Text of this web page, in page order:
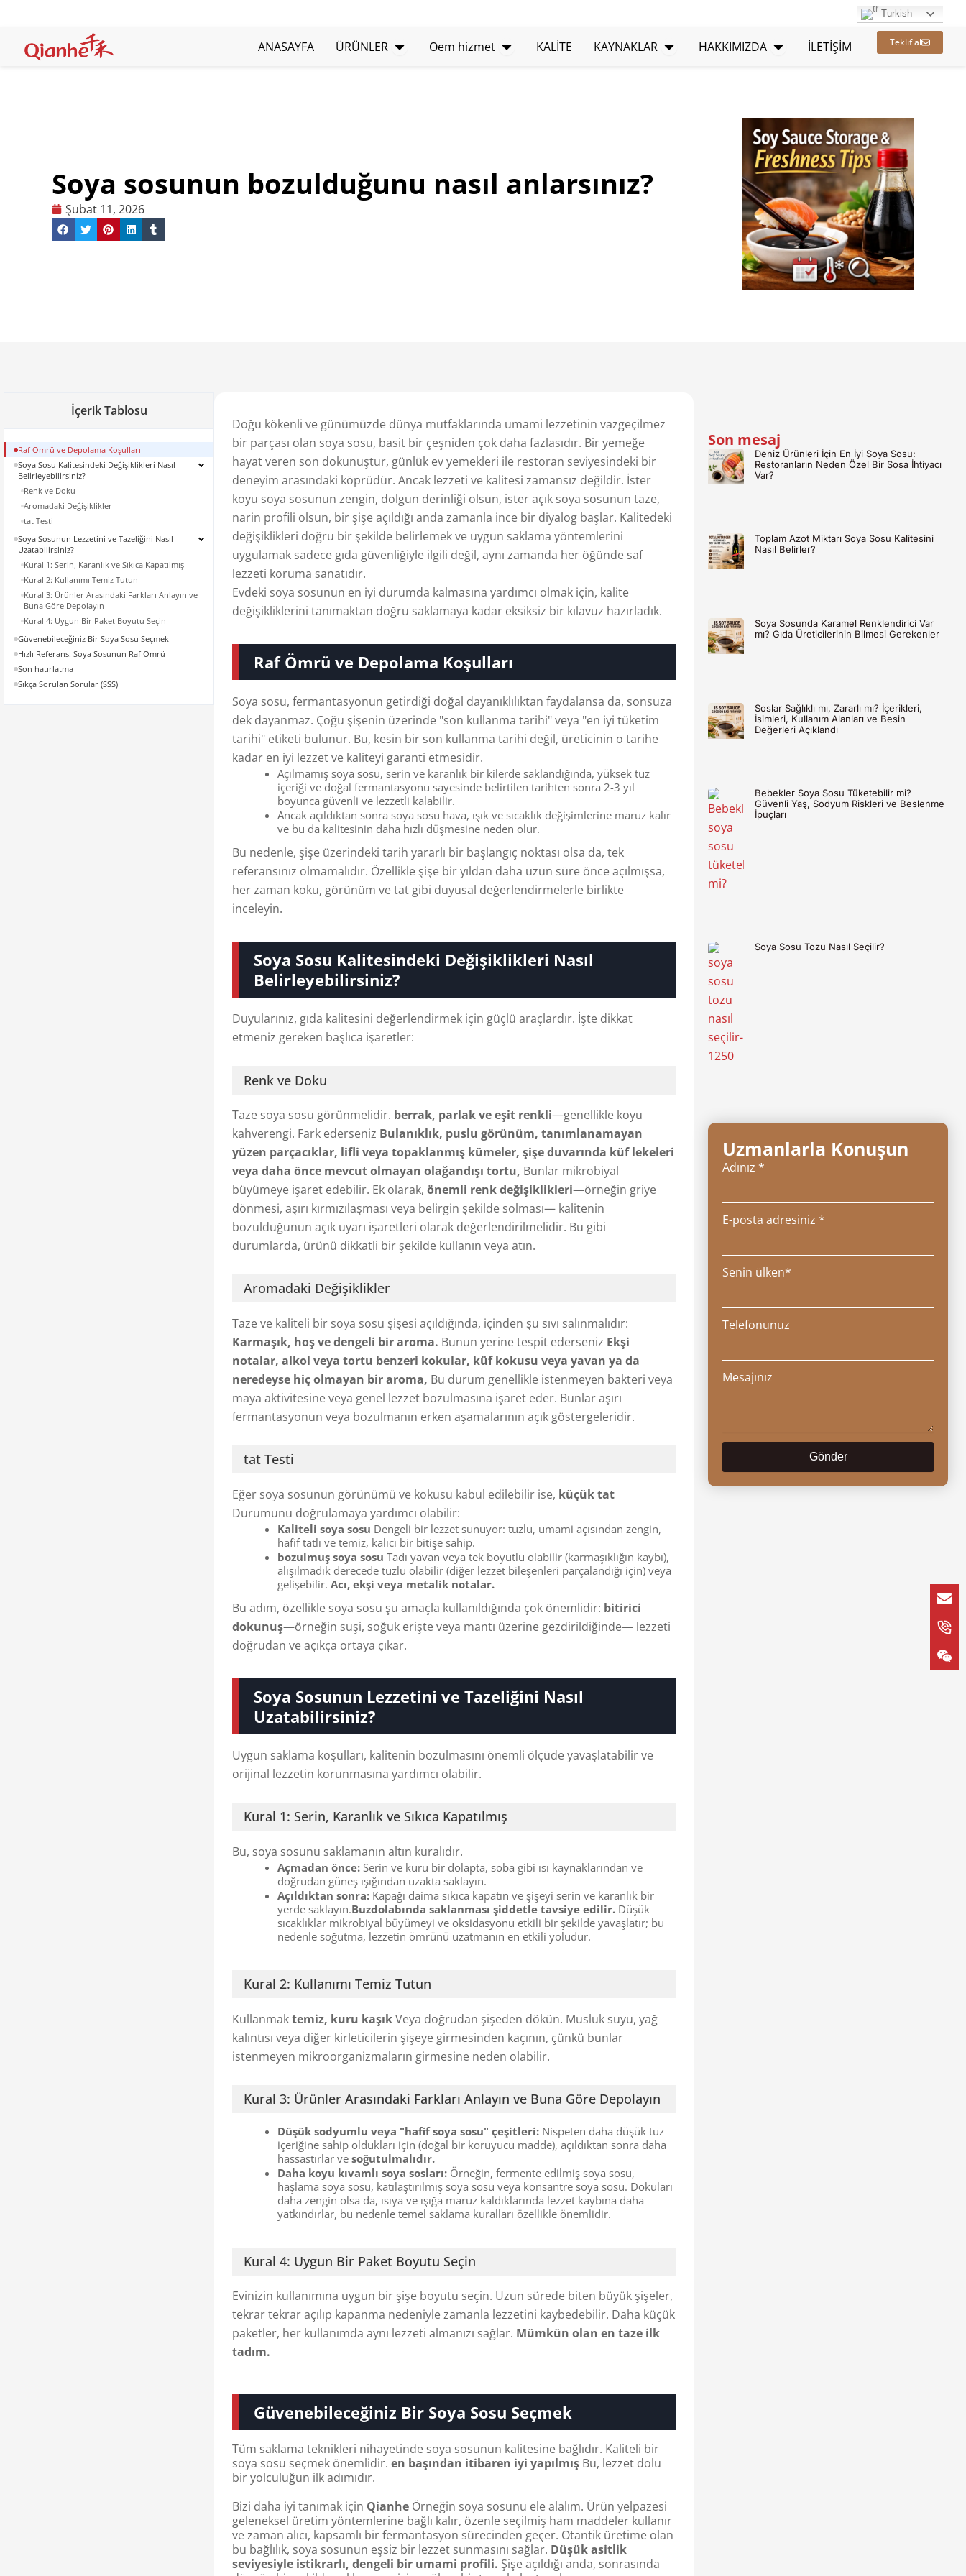
Turkish
ANASAYFA ÜRÜNLER ÜRÜNLERİ aç
Oem hizmet OEM hizmetini açın
KALİTE KAYNAKLAR Açık Kaynaklar
HAKKIMIZDA Açık HAKKIMIZDA
İLETİŞİM Teklif al
Soya sosunun bozulduğunu nasıl anlarsınız?
Şubat 11, 2026
İçerik Tablosu
Raf Ömrü ve Depolama Koşulları
Soya Sosu Kalitesindeki Değişiklikleri Nasıl
Belirleyebilirsiniz?
Renk ve Doku
Aromadaki Değişiklikler
tat Testi
Soya Sosunun Lezzetini ve Tazeliğini Nasıl
Uzatabilirsiniz?
Kural 1: Serin, Karanlık ve Sıkıca Kapatılmış
Kural 2: Kullanımı Temiz Tutun
Kural 3: Ürünler Arasındaki Farkları Anlayın ve
Buna Göre Depolayın
Kural 4: Uygun Bir Paket Boyutu Seçin
Güvenebileceğiniz Bir Soya Sosu Seçmek
Hızlı Referans: Soya Sosunun Raf Ömrü
Son hatırlatma
Sıkça Sorulan Sorular (SSS)
Doğu kökenli ve günümüzde dünya mutfaklarında umami lezzetinin vazgeçilmez
bir parçası olan soya sosu, basit bir çeşniden çok daha fazlasıdır. Bir yemeğe
hayat veren son dokunuştur, günlük ev yemekleri ile restoran seviyesindeki bir
deneyim arasındaki köprüdür. Ancak lezzeti ve kalitesi zamansız değildir. İster
koyu soya sosunun zengin, dolgun derinliği olsun, ister açık soya sosunun taze,
narin profili olsun, bir şişe açıldığı anda zamanla ince bir diyalog başlar. Kalitedeki
değişiklikleri doğru bir şekilde belirlemek ve uygun saklama yöntemlerini
uygulamak sadece gıda güvenliğiyle ilgili değil, aynı zamanda her öğünde saf
lezzeti koruma sanatıdır.
Evdeki soya sosunun en iyi durumda kalmasına yardımcı olmak için, kalite
değişikliklerini tanımaktan doğru saklamaya kadar eksiksiz bir kılavuz hazırladık.
Raf Ömrü ve Depolama Koşulları
Soya sosu, fermantasyonun getirdiği doğal dayanıklılıktan faydalansa da, sonsuza
dek dayanmaz. Çoğu şişenin üzerinde "son kullanma tarihi" veya "en iyi tüketim
tarihi" etiketi bulunur. Bu, kesin bir son kullanma tarihi değil, üreticinin o tarihe
kadar en iyi lezzet ve kaliteyi garanti etmesidir.
Açılmamış soya sosu, serin ve karanlık bir kilerde saklandığında, yüksek tuz
içeriği ve doğal fermantasyonu sayesinde belirtilen tarihten sonra 2-3 yıl
boyunca güvenli ve lezzetli kalabilir.
Ancak açıldıktan sonra soya sosu hava, ışık ve sıcaklık değişimlerine maruz kalır
ve bu da kalitesinin daha hızlı düşmesine neden olur.
Bu nedenle, şişe üzerindeki tarih yararlı bir başlangıç ​​noktası olsa da, tek
referansınız olmamalıdır. Özellikle şişe bir yıldan daha uzun süre önce açılmışsa,
her zaman koku, görünüm ve tat gibi duyusal değerlendirmelerle birlikte
inceleyin.
Soya Sosu Kalitesindeki Değişiklikleri Nasıl
Belirleyebilirsiniz?
Duyularınız, gıda kalitesini değerlendirmek için güçlü araçlardır. İşte dikkat
etmeniz gereken başlıca işaretler:
Renk ve Doku
Taze soya sosu görünmelidir. berrak, parlak ve eşit renkli—genellikle koyu
kahverengi. Fark ederseniz Bulanıklık, puslu görünüm, tanımlanamayan
yüzen parçacıklar, lifli veya topaklanmış kümeler, şişe duvarında küf lekeleri
veya daha önce mevcut olmayan olağandışı tortu, Bunlar mikrobiyal
büyümeye işaret edebilir. Ek olarak,önemli renk değişiklikleri—örneğin griye
dönmesi, aşırı kırmızılaşması veya belirgin şekilde solması— kalitenin
bozulduğunun açık uyarı işaretleri olarak değerlendirilmelidir. Bu gibi
durumlarda, ürünü dikkatli bir şekilde kullanın veya atın.
Aromadaki Değişiklikler
Taze ve kaliteli bir soya sosu şişesi açıldığında, içinden şu sıvı salınmalıdır:
Karmaşık, hoş ve dengeli bir aroma. Bunun yerine tespit ederseniz Ekşi
notalar, alkol veya tortu benzeri kokular, küf kokusu veya yavan ya da
neredeyse hiç olmayan bir aroma, Bu durum genellikle istenmeyen bakteri veya
maya aktivitesine veya genel lezzet bozulmasına işaret eder. Bunlar aşırı
fermantasyonun veya bozulmanın erken aşamalarının açık göstergeleridir.
tat Testi
Eğer soya sosunun görünümü ve kokusu kabul edilebilir ise, küçük tat
Durumunu doğrulamaya yardımcı olabilir:
Kaliteli soya sosu Dengeli bir lezzet sunuyor: tuzlu, umami açısından zengin,
hafif tatlı ve temiz, kalıcı bir bitişe sahip.
bozulmuş soya sosu Tadı yavan veya tek boyutlu olabilir (karmaşıklığın kaybı),
alışılmadık derecede tuzlu olabilir (diğer lezzet bileşenleri parçalandığı için) veya
gelişebilir.Acı, ekşi veya metalik notalar.
Bu adım, özellikle soya sosu şu amaçla kullanıldığında çok önemlidir: bitirici
dokunuş—örneğin suşi, soğuk erişte veya mantı üzerine gezdirildiğinde— lezzeti
doğrudan ve açıkça ortaya çıkar.
Soya Sosunun Lezzetini ve Tazeliğini Nasıl
Uzatabilirsiniz?
Uygun saklama koşulları, kalitenin bozulmasını önemli ölçüde yavaşlatabilir ve
orijinal lezzetin korunmasına yardımcı olabilir.
Kural 1: Serin, Karanlık ve Sıkıca Kapatılmış
Bu, soya sosunu saklamanın altın kuralıdır.
Açmadan önce:Serin ve kuru bir dolapta, soba gibi ısı kaynaklarından ve
doğrudan güneş ışığından uzakta saklayın.
Açıldıktan sonra: Kapağı daima sıkıca kapatın ve şişeyi serin ve karanlık bir
yerde saklayın.Buzdolabında saklanması şiddetle tavsiye edilir. Düşük
sıcaklıklar mikrobiyal büyümeyi ve oksidasyonu etkili bir şekilde yavaşlatır; bu
nedenle soğutma, lezzetin ömrünü uzatmanın en etkili yoludur.
Kural 2: Kullanımı Temiz Tutun
Kullanmaktemiz, kuru kaşıkVeya doğrudan şişeden dökün. Musluk suyu, yağ
kalıntısı veya diğer kirleticilerin şişeye girmesinden kaçının, çünkü bunlar
istenmeyen mikroorganizmaların girmesine neden olabilir.
Kural 3: Ürünler Arasındaki Farkları Anlayın ve Buna Göre Depolayın
Düşük sodyumlu veya "hafif soya sosu" çeşitleri: Nispeten daha düşük tuz
içeriğine sahip oldukları için (doğal bir koruyucu madde), açıldıktan sonra daha
hassastırlar vesoğutulmalıdır.
Daha koyu kıvamlı soya sosları: Örneğin, fermente edilmiş soya sosu,
haşlama soya sosu, katılaştırılmış soya sosu veya konsantre soya sosu. Dokuları
daha zengin olsa da, ısıya ve ışığa maruz kaldıklarında lezzet kaybına daha
yatkındırlar, bu nedenle temel saklama kuralları özellikle önemlidir.
Kural 4: Uygun Bir Paket Boyutu Seçin
Evinizin kullanımına uygun bir şişe boyutu seçin. Uzun sürede biten büyük şişeler,
tekrar tekrar açılıp kapanma nedeniyle zamanla lezzetini kaybedebilir. Daha küçük
paketler, her kullanımda aynı lezzeti almanızı sağlar. Mümkün olan en taze ilk
tadım.
Güvenebileceğiniz Bir Soya Sosu Seçmek
Tüm saklama teknikleri nihayetinde soya sosunun kalitesine bağlıdır. Kaliteli bir
soya sosu seçmek önemlidir.en başından itibaren iyi yapılmış Bu, lezzet dolu
bir yolculuğun ilk adımıdır.
Bizi daha iyi tanımak için Qianhe Örneğin soya sosunu ele alalım. Ürün yelpazesi
geleneksel üretim yöntemlerine bağlı kalır, özenle seçilmiş ham maddeler kullanır
ve zaman alıcı, kapsamlı bir fermantasyon sürecinden geçer. Otantik üretime olan
bu bağlılık, soya sosunun eşsiz bir lezzet sunmasını sağlar. Düşük asitlik
seviyesiyle istikrarlı, dengeli bir umami profili. Şişe açıldığı anda, sonrasında
Son mesaj
Deniz Ürünleri İçin En İyi Soya Sosu:
Restoranların Neden Özel Bir Sosa İhtiyacı
Var?
Toplam Azot Miktarı Soya Sosu Kalitesini
Nasıl Belirler?
Soya Sosunda Karamel Renklendirici Var
mı? Gıda Üreticilerinin Bilmesi Gerekenler
Soslar Sağlıklı mı, Zararlı mı? İçerikleri,
İsimleri, Kullanım Alanları ve Besin
Değerleri Açıklandı
Bebekler Soya Sosu Tüketebilir mi?
Güvenli Yaş, Sodyum Riskleri ve Beslenme
İpuçları
Soya Sosu Tozu Nasıl Seçilir?
Uzmanlarla Konuşun
Adınız *
E-posta adresiniz *
Senin ülken*
Telefonunuz
Mesajınız
Gönder